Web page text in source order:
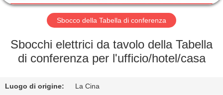
GIRO
FABBRICA
DI
Sbocco della Tabella di conferenza
Sbocchi elettrici da tavolo della Tabella
di conferenza per l'ufficio/hotel/casa
Luogo di origine: La Cina